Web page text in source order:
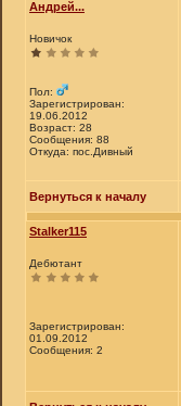
Андрей...
Новичок
Пол:
Зарегистрирован:
19.06.2012
Возраст: 28
Сообщения: 88
Откуда: пос.Дивный
Вернуться к началу
Stalker115
Дебютант
Зарегистрирован:
01.09.2012
Сообщения: 2